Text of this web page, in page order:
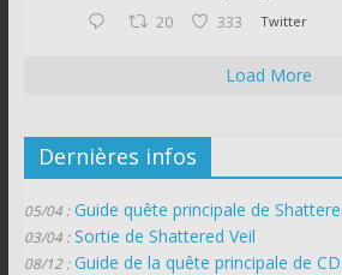
20 333 Twitter
Load More
Dernières infos
05/04 : Guide quête principale de
03/04 : Sortie de Shattered Veil
08/12 : Guide de la quête principale de